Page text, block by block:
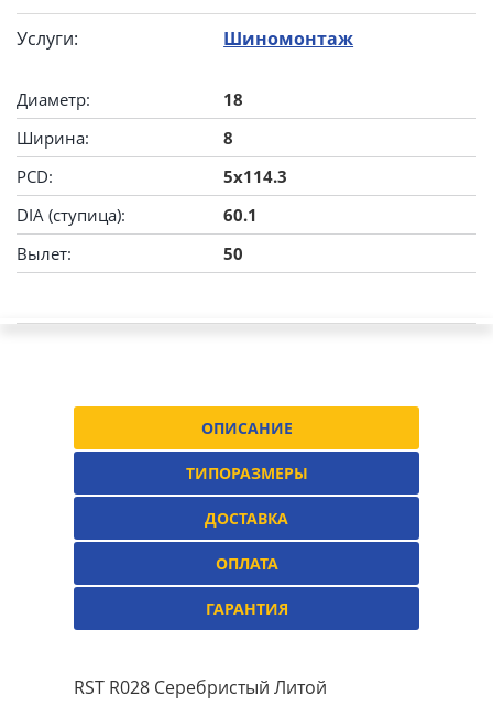
Услуги: Шиномонтаж
Диаметр:
18
Ширина:
8
PCD:
5x114.3
DIA (ступица):
60.1
Вылет:
50
ОПИСАНИЕ
ТИПОРАЗМЕРЫ
ДОСТАВКА
ОПЛАТА
ГАРАНТИЯ
RST R028 Серебристый Литой